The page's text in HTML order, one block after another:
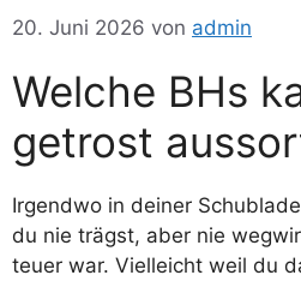
20. Juni 2026 von admin
Welche BHs
getrost
Irgendwo in deiner
du nie trägst, aber nie
teuer war. Vielleicht weil du